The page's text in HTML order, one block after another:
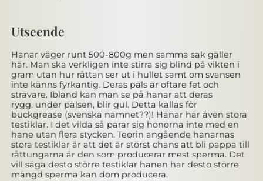
Utseende
Hanar väger runt 500-800g men samma sak gäller
här. Man ska verkligen inte stirra sig blind på vikten i
gram utan hur råttan ser ut i hullet samt om svansen
inte känns fyrkantig. Deras päls är oftare fet och
strävare. Ibland kan man se på hanar att deras
rygg, under pälsen, blir gul. Detta kallas för
buckgrease (svenska namnet??)! Hanar har även stora
testiklar. I det vilda så parar sig honorna inte med en
hane utan flera stycken. Teorin angående hanarnas
stora testiklar är att det är störst chans att bli pappa till
råttungarna är den som producerar mest sperma. Det
vill säga desto större testiklar hanen har desto större
mängd sperma kan dom producera.